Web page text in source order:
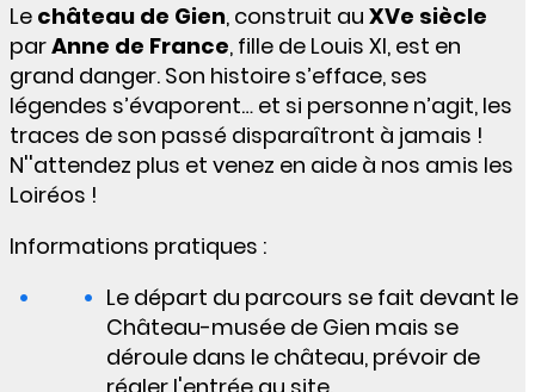
Le château de Gien, construit au XVe siècle
parAnne de France, fille de Louis XI, est en
grand danger. Son histoire s’efface, ses
légendes s’évaporent… et si personne n’agit, les
traces de son passé disparaîtront à jamais !
N''attendez plus et venez en aide à nos amis les
Loiréos !
Informations pratiques :
Le départ du parcours se fait devant le
Château-musée de Gien mais se
déroule dans le château, prévoir de